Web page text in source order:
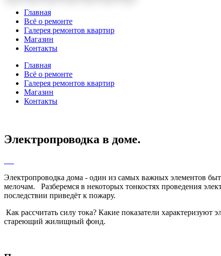
Главная
Всё о ремонте
Галерея ремонтов квартир
Магазин
Контакты
Главная
Всё о ремонте
Галерея ремонтов квартир
Магазин
Контакты
Электропроводка в доме.
Электропроводка дома - один из самых важных элементов
мелочам. Разберемся в некоторых тонкостях проведения
последствии приведёт к пожару.
Как рассчитать силу тока? Какие показатели
стареющий жилищный фонд.